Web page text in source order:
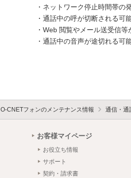
・ネットワーク停止時間帯の
・通話中の呼が切断される可
・Web 閲覧やメール送受信等
・通話中の音声が途切れる可
O-CNETフォンのメンテナンス情報 通信・通
お客様マイページ
お役立ち情報
サポート
契約・請求書